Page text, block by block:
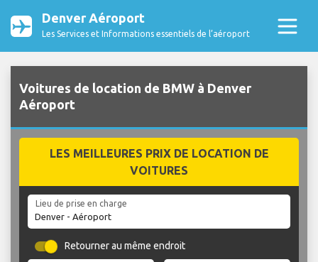
Denver Aéroport
Les Services et Informations essentiels de l’aéroport
Voitures de location de BMW à Denver
Aéroport
LES MEILLEURES PRIX DE LOCATION DE
VOITURES
Lieu de prise en charge
Retourner au même endroit